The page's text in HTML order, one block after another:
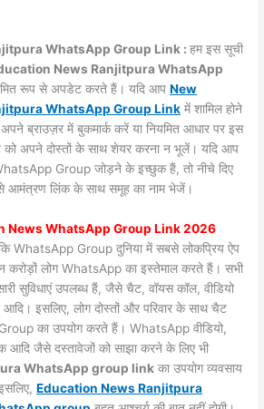
WhatsApp Group Link :हम इस सूची
News Ranjitpura WhatsApp
रूप से अपडेट करते हैं। यदि आपNew
WhatsApp Group Link में शामिल होने
ब्राउज़र में बुकमार्क करें या नियमित आधार पर इस
को अपने दोस्तों के साथ शेयर करना न भूलें। यदि आप
Group जोड़ने के इच्छुक हैं, तो नीचे दिए
से आमंत्रण लिंक के साथ समूह का नाम भेजें।
News WhatsApp Group Link 2026
WhatsApp Group दुनिया में सबसे लोकप्रिय ऐप
करोड़ों लोग WhatsApp का इस्तेमाल करते हैं। सभी
सुविधाएं उपलब्ध हैं, जैसे चैट, वॉयस कॉल, वीडियो
इसलिए, लोग दोस्तों और परिवार के साथ चैट
का उपयोग करते हैं। WhatsApp वीडियो,
आदि जैसे दस्तावेजों को साझा करने के लिए भी
WhatsApp group link का उपयोग व्यवसाय
Education News Ranjitpura